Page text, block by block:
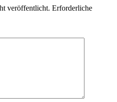
veröffentlicht. Erforderliche